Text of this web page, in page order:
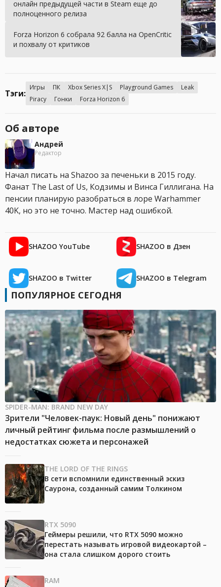
онлайн предыдущей части в Steam еще до
полноценного релиза
Forza Horizon 6 собрала 92 балла на OpenCritic
и похвалу от критиков
Тэги:
Игры ПК Xbox Series X|S Playground Games
Leak
Piracy
Гонки Forza Horizon 6
Об авторе
Андрей
Редактор
Начал писать на Shazoo за печеньки в 2015 году.
Фанат The Last of Us, Кодзимы и Винса Гиллигана. На
пенсии планирую разобраться в лоре Warhammer
40K, но это не точно. Мастер над ошибкой.
SHAZOO YouTube SHAZOO в Дзен
SHAZOO в Twitter SHAZOO в Telegram
ПОПУЛЯРНОЕ СЕГОДНЯ
SPIDER-MAN: BRAND NEW DAY
Зрители "Человек-паук: Новый день" понижают
личный рейтинг фильма после размышлений о
недостатках сюжета и персонажей
THE LORD OF THE RINGS
В сети вспомнили единственный эскиз
Саурона, созданный самим Толкином
RTX 5090
Геймеры решили, что RTX 5090 можно
перестать называть игровой видеокартой –
она стала слишком дорого стоить
RAM